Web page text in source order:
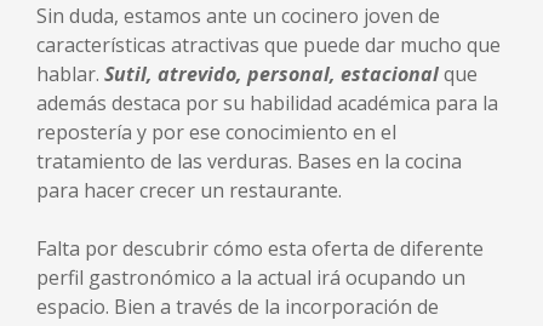
Sin duda, estamos ante un cocinero joven de
características atractivas que puede dar mucho que
hablar. Sutil, atrevido, personal, estacionalque
además destaca por su habilidad académica para la
repostería y por ese conocimiento en el
tratamiento de las verduras. Bases en la cocina
para hacer crecer un restaurante.
Falta por descubrir cómo esta oferta de diferente
perfil gastronómico a la actual irá ocupando un
espacio. Bien a través de la incorporación de